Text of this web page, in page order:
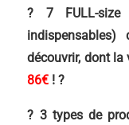
? 7 FULL-size
découvrir, dont
86€ !?
? 3 types de